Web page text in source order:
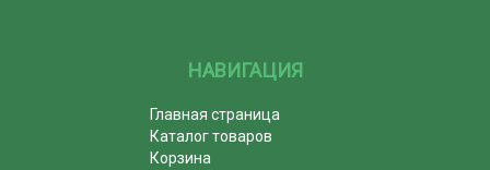
НАВИГАЦИЯ
Главная страница
Каталог товаров
Корзина